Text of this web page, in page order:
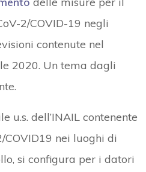
2/COVID-19 negli
contenute nel
2020. Un tema dagli
u.s. dell’INAIL contenente
nei luoghi di
si configura per i datori